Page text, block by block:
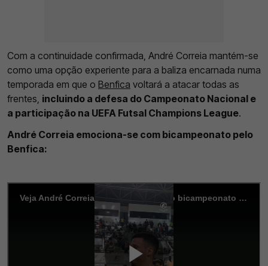
Com a continuidade confirmada, André Correia mantém-se
como uma opção experiente para a baliza encarnada numa
temporada em que o Benfica voltará a atacar todas as
frentes, incluindo a defesa do Campeonato Nacional e
a participação na UEFA Futsal Champions League.
André Correia emociona-se com bicampeonato pelo
Benfica: